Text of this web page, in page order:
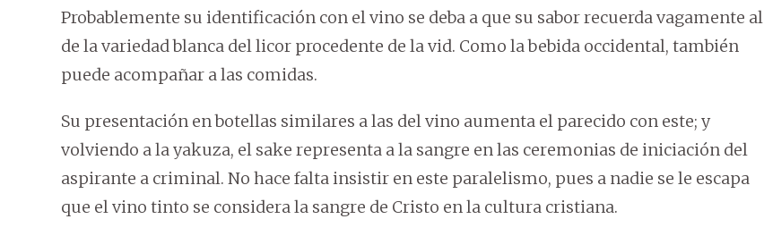
Probablemente su identificación con el vino se deba a que su sabor recuerda vagamente al
de la variedad blanca del licor procedente de la vid. Como la bebida occidental, también
puede acompañar a las comidas.
Su presentación en botellas similares a las del vino aumenta el parecido con este; y
volviendo a la yakuza, el sake representa a la sangre en las ceremonias de iniciación del
aspirante a criminal. No hace falta insistir en este paralelismo, pues a nadie se le escapa
que el vino tinto se considera la sangre de Cristo en la cultura cristiana.